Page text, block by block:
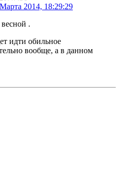
2014, 18:29:29
.
идти обильное
вообще, а в данном